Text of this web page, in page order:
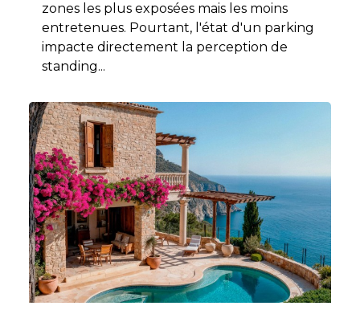
zones les plus exposées mais les moins
entretenues. Pourtant, l'état d'un parking
impacte directement la perception de
standing...